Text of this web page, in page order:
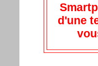
d'une